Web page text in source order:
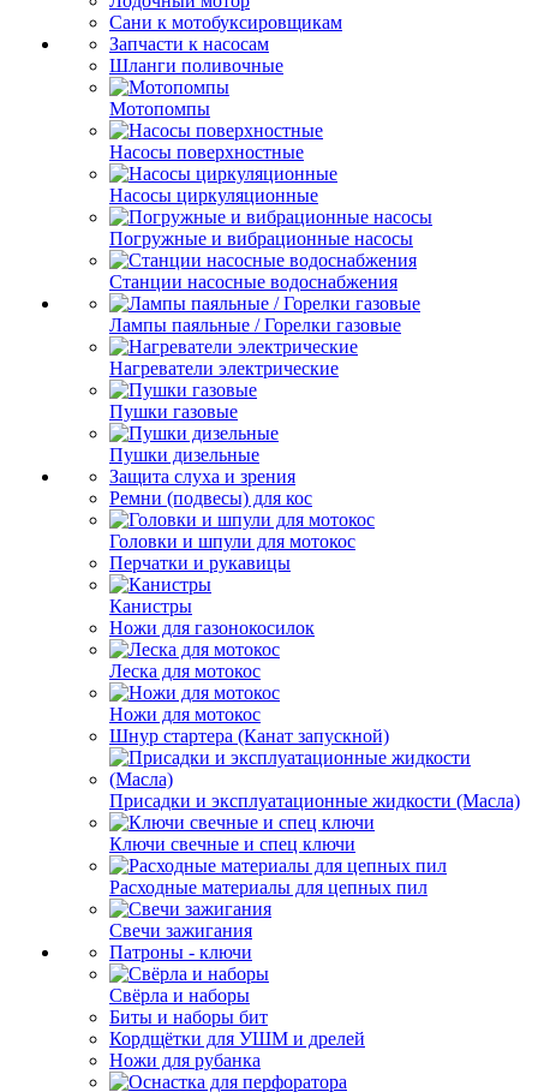
Сани к мотобуксировщикам
Запчасти к насосам
Шланги поливочные
Мотопомпы
Насосы поверхностные
Насосы циркуляционные
Погружные и вибрационные насосы
Станции насосные водоснабжения
Лампы паяльные / Горелки газовые
Нагреватели электрические
Пушки газовые
Пушки дизельные
Защита слуха и зрения
Ремни (подвесы) для кос
Головки и шпули для мотокос
Перчатки и рукавицы
Канистры
Ножи для газонокосилок
Леска для мотокос
Ножи для мотокос
Шнур стартера (Канат запускной)
Присадки и эксплуатационные жидкости (Масла)
Ключи свечные и спец ключи
Расходные материалы для цепных пил
Свечи зажигания
Патроны - ключи
Свёрла и наборы
Биты и наборы бит
Кордщётки для УШМ и дрелей
Ножи для рубанка